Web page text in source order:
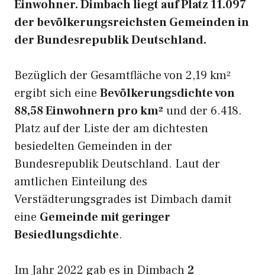
Einwohner. Dimbach liegt auf Platz 11.097
der bevölkerungsreichsten Gemeinden in
der Bundesrepublik Deutschland.
Bezüglich der Gesamtfläche von 2,19 km²
ergibt sich eine Bevölkerungsdichte von
88,58 Einwohnern pro km² und der 6.418.
Platz auf der Liste der am dichtesten
besiedelten Gemeinden in der
Bundesrepublik Deutschland. Laut der
amtlichen Einteilung des
Verstädterungsgrades ist Dimbach damit
eine Gemeinde mit geringer
Besiedlungsdichte.
Im Jahr 2022 gab es in Dimbach2